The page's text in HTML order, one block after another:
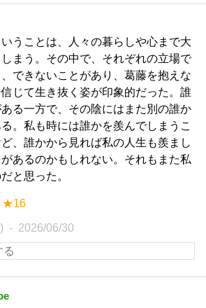
うことは、人々の暮らしや心まで大
まう。その中で、それぞれの立場で
できないことがあり、葛藤を抱えな
じて生き抜く姿が印象的だった。誰
る一方で、その陰にはまた別の誰か
。私も時には誰かを羨んでしまうこ
、誰かから見れば私の人生も羨まし
があるのかもしれない。それもまた私
と思った。
★16
2026/06/30